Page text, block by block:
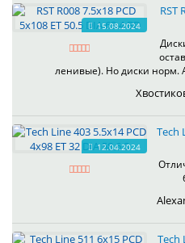
15.08.2024
RST
ленивые). Но диски норм.
12.04.2024
Tech
Tech